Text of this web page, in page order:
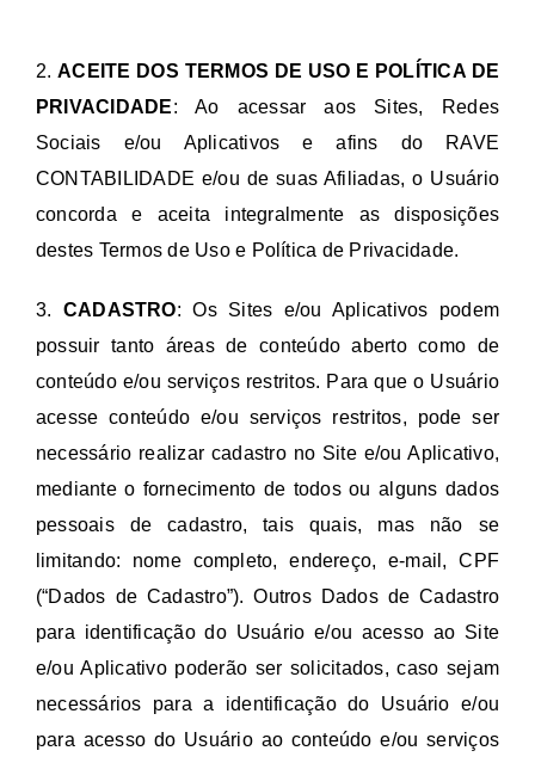
2.ACEITE DOS TERMOS DE USO E POLÍTICA DE
PRIVACIDADE: Ao acessar aos Sites, Redes
Sociais e/ou Aplicativos e afins do RAVE
CONTABILIDADE e/ou de suas Afiliadas, o Usuário
concorda e aceita integralmente as disposições
destes Termos de Uso e Política de Privacidade.
3. CADASTRO: Os Sites e/ou Aplicativos podem
possuir tanto áreas de conteúdo aberto como de
conteúdo e/ou serviços restritos. Para que o Usuário
acesse conteúdo e/ou serviços restritos, pode ser
necessário realizar cadastro no Site e/ou Aplicativo,
mediante o fornecimento de todos ou alguns dados
pessoais de cadastro, tais quais, mas não se
limitando: nome completo, endereço, e-mail, CPF
(“Dados de Cadastro”). Outros Dados de Cadastro
para identificação do Usuário e/ou acesso ao Site
e/ou Aplicativo poderão ser solicitados, caso sejam
necessários para a identificação do Usuário e/ou
para acesso do Usuário ao conteúdo e/ou serviços